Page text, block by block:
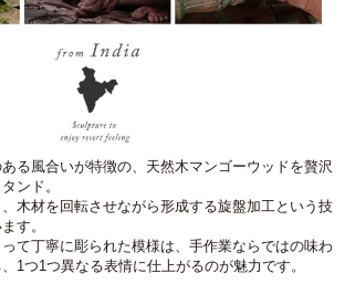
る風合いが特徴の、天然木マンゴーウッドを贅沢
ンド。
木材を回転させながら形成する旋盤加工という技
す。
て丁寧に彫られた模様は、手作業ならではの味わ
1つ1つ異なる表情に仕上がるのが魅力です。